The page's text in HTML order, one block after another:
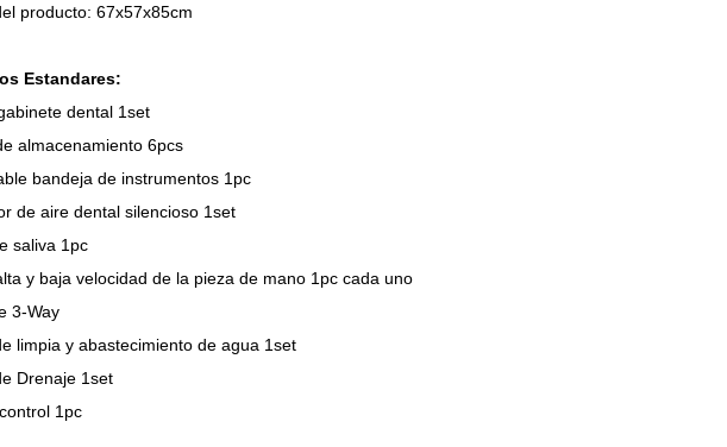
producto: 67x57x85cm
Estandares:
dental 1set
almacenamiento 6pcs
bandeja de instrumentos 1pc
de aire dental silencioso 1set
saliva 1pc
y baja velocidad de la pieza de mano 1pc cada uno
3-Way
limpia y abastecimiento de agua 1set
Drenaje 1set
1pc